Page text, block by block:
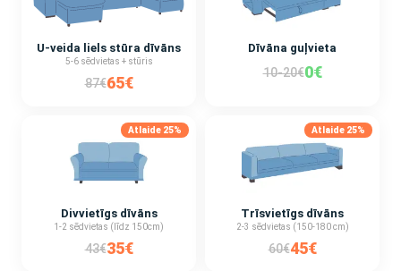
U-veida liels stūra dīvāns
5-6 sēdvietas + stūris
87€65€
Dīvāna guļvieta
10-20€0€
Atlaide 25%
Divvietīgs dīvāns
1-2 sēdvietas (līdz 150cm)
43€35€
Atlaide 25%
Trīsvietīgs dīvāns
2-3 sēdvietas (150-180 cm)
60€45€